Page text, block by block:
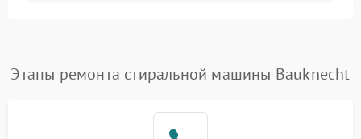
2200 ₽ Подробнее →
Этапы ремонта стиральной машины Bauknecht